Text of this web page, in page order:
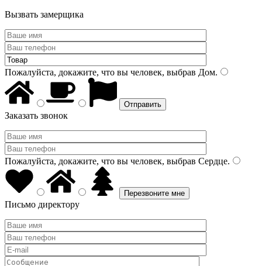
Вызвать замерщика
Пожалуйста, докажите, что вы человек, выбрав Дом.
Заказать звонок
Пожалуйста, докажите, что вы человек, выбрав Сердце.
Письмо директору